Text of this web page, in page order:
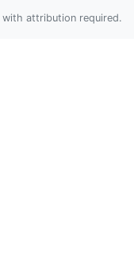
with attribution required.